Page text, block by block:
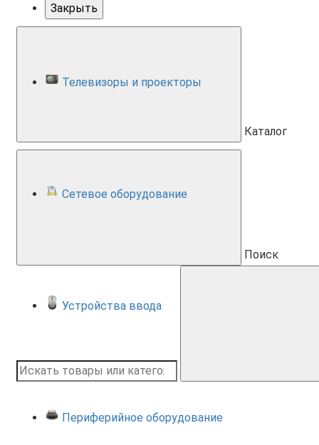
Закрыть
Каталог
Поиск
Телевизоры и проекторы
Сетевое оборудование
Устройства ввода
Периферийное оборудование